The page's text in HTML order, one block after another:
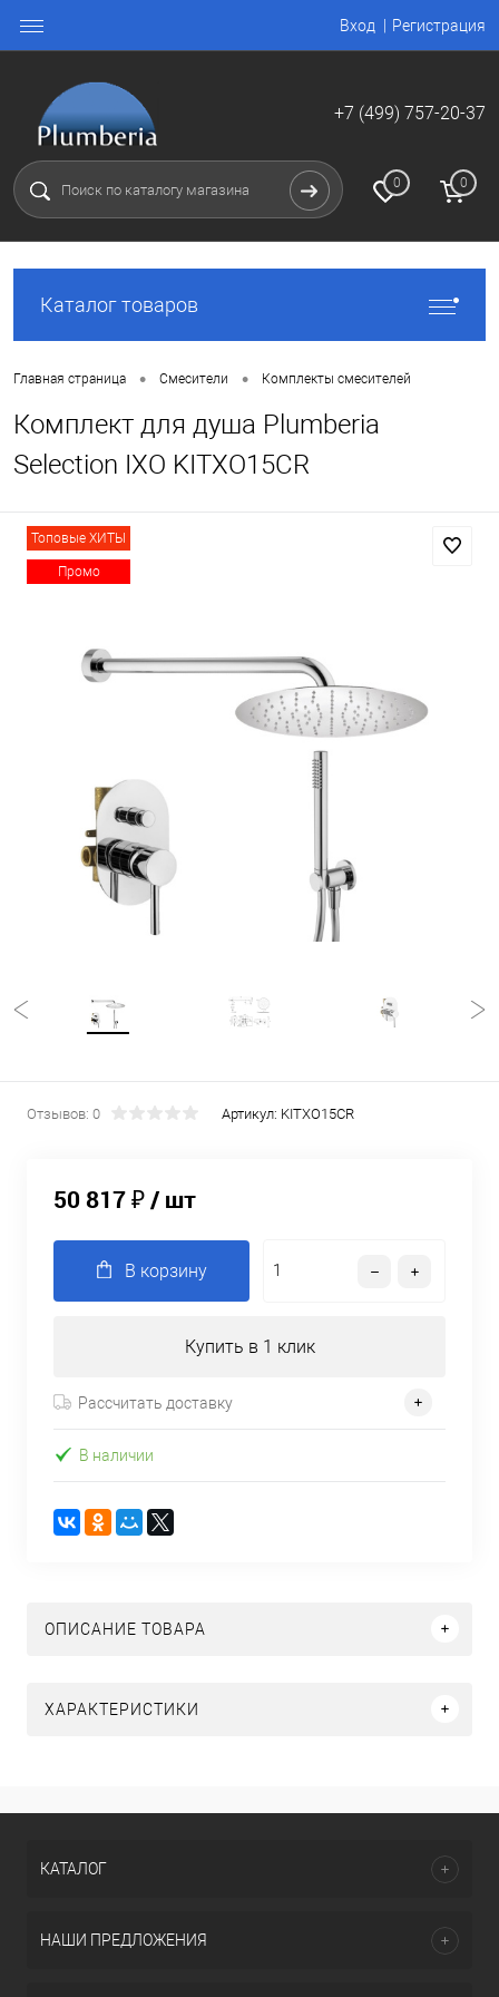
Вход Регистрация
+7 (499) 757-20-37
0 0
Каталог товаров
Главная страница • Смесители • Комплекты смесителей
Комплект для душа Plumberia
Selection IXO KITXO15CR
Топовые ХИТЫ
Промо
Отзывов: 0 Артикул: KITXO15CR
50 817 ₽/ шт
В корзину
Купить в 1 клик
Рассчитать доставку
В наличии
ОПИСАНИЕ ТОВАРА
ХАРАКТЕРИСТИКИ
КАТАЛОГ
НАШИ ПРЕДЛОЖЕНИЯ